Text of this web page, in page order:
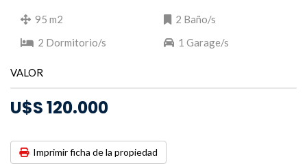
95 m2
2 Baño/s
2 Dormitorio/s
1 Garage/s
VALOR
U$S 120.000
Imprimir ficha de la propiedad